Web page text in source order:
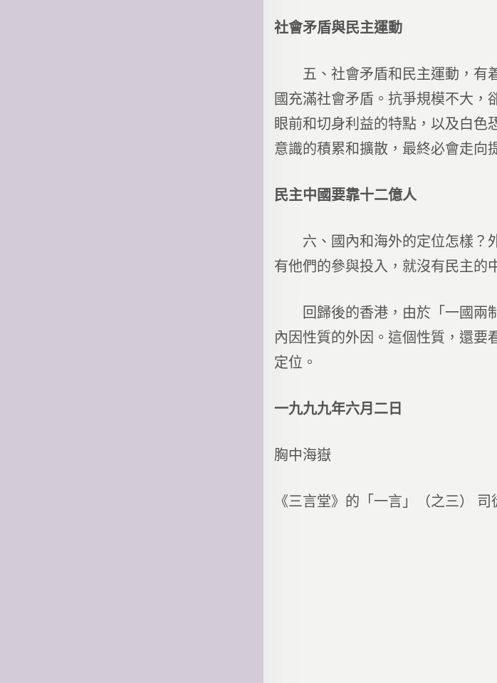
社會矛盾與民主運動
五、社會矛盾和民主運動，有
國充滿社會矛盾。抗爭規模不大
眼前和切身利益的特點，以及白色
意識的積累和擴散，最終必會走向
民主中國要靠十二億人
六、國內和海外的定位怎樣？外
有他們的參與投入，就沒有民主的
回歸後的香港，由於「一國兩制
內因性質的外因。這個性質，還要
定位。
一九九九年六月二日
胸中海嶽
《三言堂》的「一言」（之三） 司